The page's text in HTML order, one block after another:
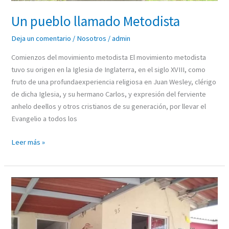
Un pueblo llamado Metodista
Deja un comentario / Nosotros /admin
Comienzos del movimiento metodista El movimiento metodista
tuvo su origen en la Iglesia de Inglaterra, en el siglo XVIII, como
fruto de una profundaexperiencia religiosa en Juan Wesley, clérigo
de dicha Iglesia, y su hermano Carlos, y expresión del ferviente
anhelo deellos y otros cristianos de su generación, por llevar el
Evangelio a todos los
Leer más »
Avanzada
Shalom